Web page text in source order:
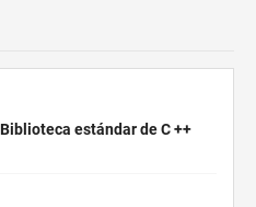
estándar de C ++